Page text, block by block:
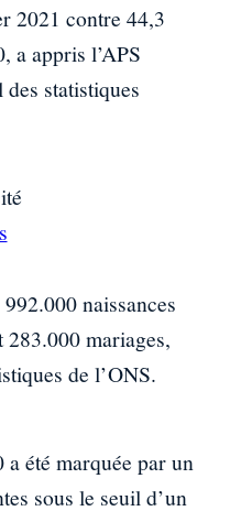
2021 contre 44,3
a appris l’APS
statistiques
naissances
mariages,
de l’ONS.
été marquée par un
sous le seuil d’un